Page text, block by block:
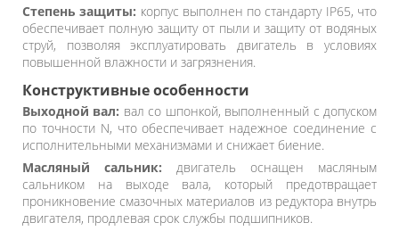
Степень защиты: корпус выполнен по стандарту IP65, что
обеспечивает полную защиту от пыли и защиту от водяных
струй, позволяя эксплуатировать двигатель в условиях
повышенной влажности и загрязнения.
Конструктивные особенности
Выходной вал: вал со шпонкой, выполненный с допуском
по точности N, что обеспечивает надежное соединение с
исполнительными механизмами и снижает биение.
Масляный сальник: двигатель оснащен масляным
сальником на выходе вала, который предотвращает
проникновение смазочных материалов из редуктора внутрь
двигателя, продлевая срок службы подшипников.